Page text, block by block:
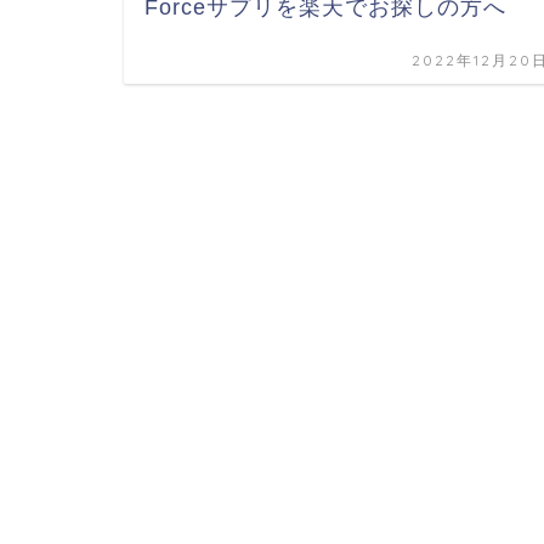
Forceサプリを楽天でお探しの方へ
2022年12月20